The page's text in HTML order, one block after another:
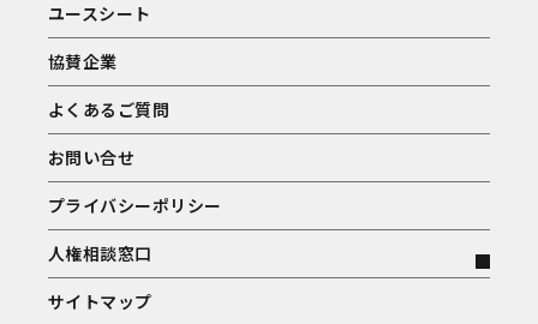
ユースシート
協賛企業
よくあるご質問
お問い合せ
プライバシーポリシー
人権相談窓口
サイトマップ